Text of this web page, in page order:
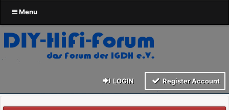
Menu
LOGIN Register Account